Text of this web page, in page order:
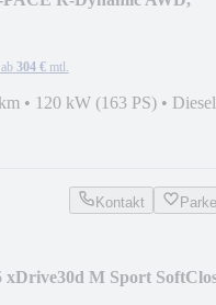
304 € mtl.
• 120 kW (163 PS) • Diesel
Kontakt
M Sport